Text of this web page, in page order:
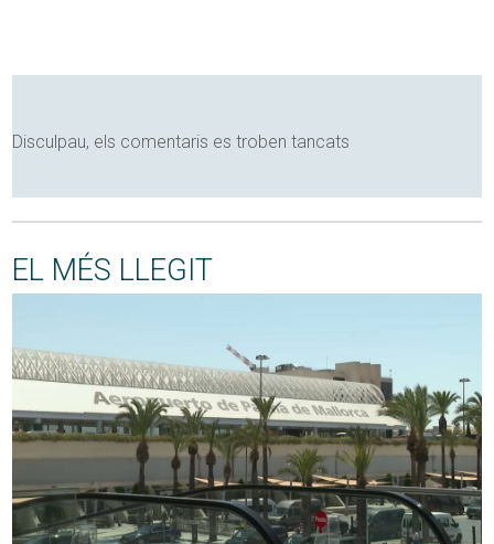
Disculpau, els comentaris es troben tancats
EL MÉS LLEGIT